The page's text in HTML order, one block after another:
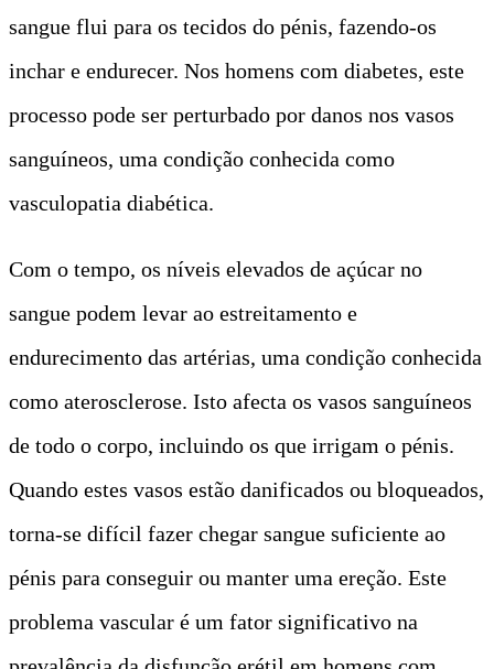
sangue flui para os tecidos do pénis, fazendo-os
inchar e endurecer. Nos homens com diabetes, este
processo pode ser perturbado por danos nos vasos
sanguíneos, uma condição conhecida como
vasculopatia diabética.
Com o tempo, os níveis elevados de açúcar no
sangue podem levar ao estreitamento e
endurecimento das artérias, uma condição conhecida
como aterosclerose. Isto afecta os vasos sanguíneos
de todo o corpo, incluindo os que irrigam o pénis.
Quando estes vasos estão danificados ou bloqueados,
torna-se difícil fazer chegar sangue suficiente ao
pénis para conseguir ou manter uma ereção. Este
problema vascular é um fator significativo na